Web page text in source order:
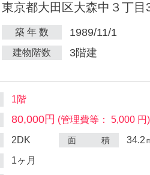
東京都大田区大森中３丁目
築 年 数 1989/11/1
建物階数 3階建
1階
80,000円 (管理費等： 5,000 円)
2DK 面 積 34.2
1ヶ月